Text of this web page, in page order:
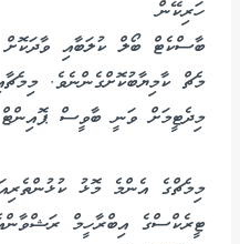
ހަރިކޭން
މެޗް ކާމިޔާބުކޮށްގެންނެވެ.
މިދެޓީމަށް ވަނީ ބާވީސް
މިމެޗްގެ އެންމެ މޮޅު
ޓީރެކްސްގެ އިބްރާހީމް